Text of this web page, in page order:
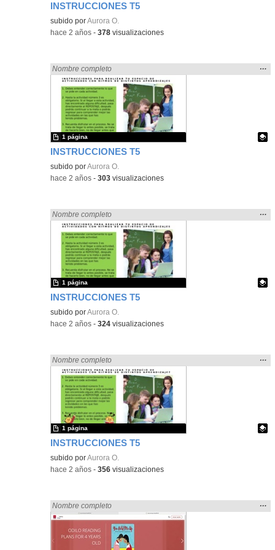
INSTRUCCIONES T5
Contenido educativo.
subido porAurora O.
-hace 2 años -378 visualizaciones
INSTRUCCIONES T5
Encontrado «zaragoza» en:
Nombre completo
la
…
Contenido educativo.
subido porAurora O.
1 página
-hace 2 años -303 visualizaciones
INSTRUCCIONES T5
Encontrado «zaragoza» en:
Nombre completo
la
…
Contenido educativo.
subido porAurora O.
1 página
-hace 2 años -324 visualizaciones
INSTRUCCIONES T5
Encontrado «zaragoza» en:
Nombre completo
la
…
Contenido educativo.
subido porAurora O.
1 página
-hace 2 años -356 visualizaciones
Encontrado «zaragoza» en:
Nombre completo
la
…